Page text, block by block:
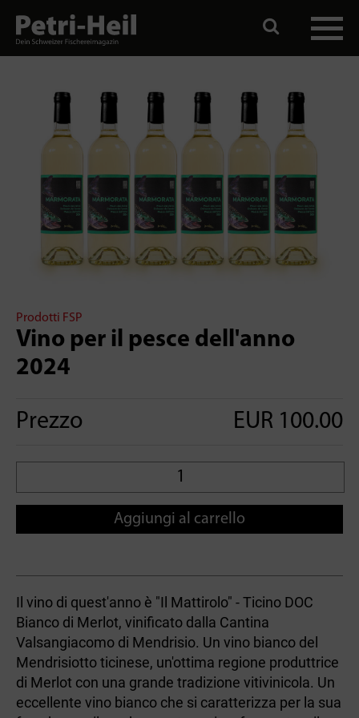
Prodotti FSP
Vino per il pesce dell'anno
2024
Prezzo EUR 100.00
Aggiungi al carrello
Il vino di quest'anno è "Il Mattirolo" - Ticino DOC
Bianco di Merlot, vinificato dalla Cantina
Valsangiacomo di Mendrisio. Un vino bianco del
Mendrisiotto ticinese, un'ottima regione produttrice
di Merlot con una grande tradizione vitivinicola. Un
eccellente vino bianco che si caratterizza per la sua